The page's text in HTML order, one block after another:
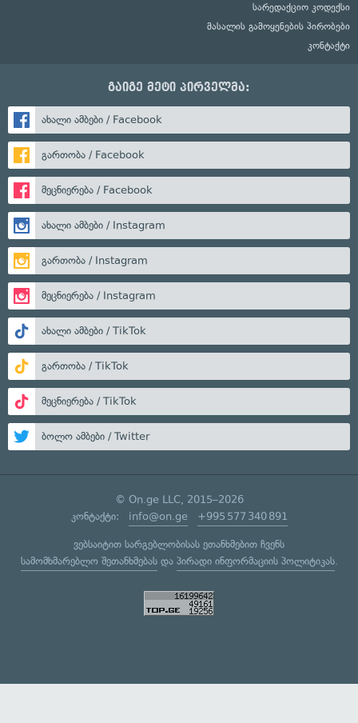
სარედაქციო კოდექსი
მასალის გამოყენების პირობები
კონტაქტი
გაიგე მეტი პირველმა:
ახალი ამბები / Facebook
გართობა / Facebook
მეცნიერება / Facebook
ახალი ამბები / Instagram
გართობა / Instagram
მეცნიერება / Instagram
ახალი ამბები / TikTok
გართობა / TikTok
მეცნიერება / TikTok
ბოლო ამბები / Twitter
© On.ge LLC, 2015–2026
კონტაქტი: info@on.ge +995 577 340 891
ვებსაიტით სარგებლობისას ეთანხმებით ჩვენს
სამომხმარებლო შეთანხმებასდა პირადი ინფორმაციის პოლიტიკას.